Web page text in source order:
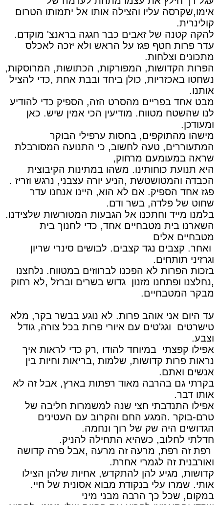
אימו,שקרסה עליו והצילה אותו אל יתמותו הטרום
קולינרית.
להקה קטנה של זאבים כבר חגגה בראנצ' מוקדם.
עדר פרות חטף פגז על הראש ולא יזכה לאכלס
מתכונים וצלחות.
הפרות הקדושות, המפורקות, הכתושות, המרוסקות,
נשחטו באכזריות, כולן ביחד ובבת אחת ,כדי להציל
אותנו.
מבט אחד בפריים מהסרט הזה, הספיק כדי להודיע
לנו שהשטח מטווח. מודיעין הכי אמין שיש. כאן
ומעודכן.
מישהו מהתוקפים, בחסות ערפילי הבוקר
המתעוררים, טעה לחשוב, כי התנועה המסורבלת
שראה במעומעם מרחוק,
היא תנועת כוחותינו. משהו במתינות הקיבוצית
הכבדה והמטושטשת ,הניע יורה עצבני, נרגש וזריז .
פגז אחד הספיק. אם לא הוא, היינו אנחנו עדר
שחוט של פלדה, בשר ודם.
בלמנו מייד וחתכנו אל הגבעות המטורשות שלצידנו.
השארנו בית מטבחיים אחד, כדי לחנוך בית
מטבחיים אלים
ואחר. קצבים נגד קצבים. לבושים סינרי שריון
וגרזיני תותחים.
בזכות הפרות לא הפכנו לברווזים במטווח. נלחצנו
,נחלצנו ופתחנו מזנון גדוש בשרים וברזל ,לא רחוק
מבקר המטבחיים.
עד היום אני אוהב פרות. לא נוגע בבשר בקר, מלא
טישרטים וגג'טים עם איורי פרות בכל צורה, גודל
וצבע.
אפילו קפצתי במיוחד להודו ,רק כדי לראות איך
נראות פרות קדושות, שלמות ,בריאות וחיות בין
אנשים ואתם.
בקרתי גם בהרבה מאוד רפתות בארץ, אבל זה לא
אותו דבר.
אפילו התנדבתי חצי שנה למשמרות חליבה של
טרם-בוקר .המגע החם והקרוב עם העטינים
הגדושים היה שק של רוך ונחמה.
חדלתי לחלוב, כשהיא התחילה להניק.
רפת זה רפת, מרעה זה מרעה ,אבל פרה קדושה
ואורבנית זה לגמרי אחרת.
קדושות, מגיע להן להתקדש, אחיות שלהן הצילו
אותי. שמרו עלי בנקודת מבוא אסונית של חיי.
במקום, שכל כך הרבה מבני מיני